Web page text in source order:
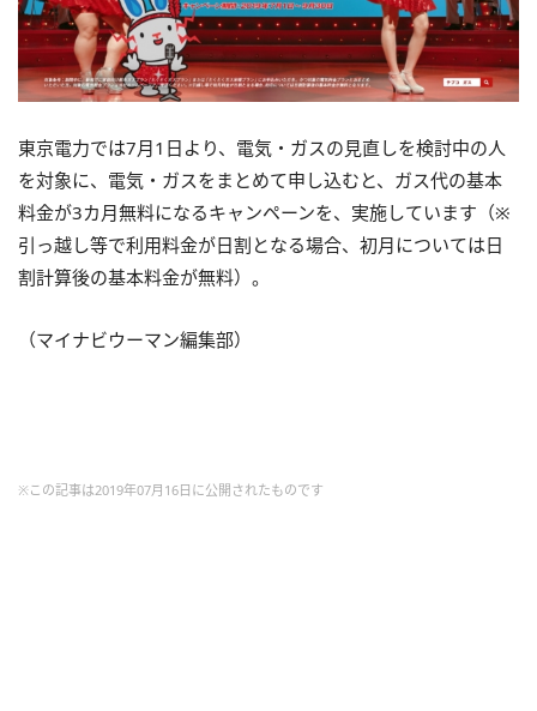
東京電力では7月1 日より、電気・ガスの見直しを検討中の人
を対象に、電気・ガスをまとめて申し込むと、ガス代の基本
料金が3カ月無料になるキャンペーンを、実施しています（※
引っ越し等で利用料金が日割となる場合、初月については日
割計算後の基本料金が無料）。
（マイナビウーマン編集部）
※この記事は2019年07月16日に公開されたものです